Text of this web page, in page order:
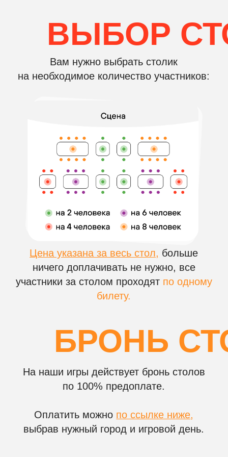
Посмотрите, как проходит
музыкальное лото!
СМОТРЕТЬ ФОТООТЧЁТ
НА ВАШЕМ
Чем игра
музыкальное